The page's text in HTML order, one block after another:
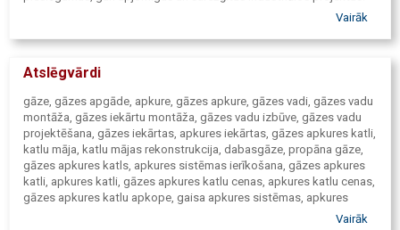
Vairāk
Atslēgvārdi
gāze, gāzes apgāde, apkure, gāzes apkure, gāzes vadi, gāzes vadu
montāža, gāzes iekārtu montāža, gāzes vadu izbūve, gāzes vadu
projektēšana, gāzes iekārtas, apkures iekārtas, gāzes apkures katli,
katlu māja, katlu mājas rekonstrukcija, dabasgāze, propāna gāze,
gāzes apkures katls, apkures sistēmas ierīkošana, gāzes apkures
katli, apkures katli, gāzes apkures katlu cenas, apkures katlu cenas,
gāzes apkures katlu apkope, gaisa apkures sistēmas, apkures
Vairāk